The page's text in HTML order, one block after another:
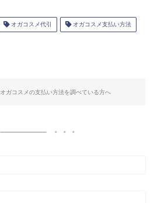
オガコスメ代引 オガコスメ支払い方法
オガコスメの支払い方法を調べている方へ